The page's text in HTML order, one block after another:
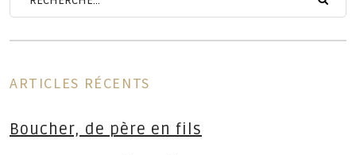
ARTICLES RÉCENTS
Boucher, de père en fils